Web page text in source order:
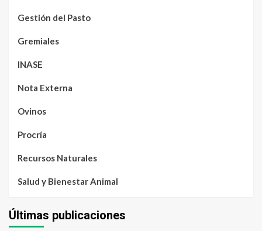
Gestión del Pasto
Gremiales
INASE
Nota Externa
Ovinos
Procría
Recursos Naturales
Salud y Bienestar Animal
Últimas publicaciones